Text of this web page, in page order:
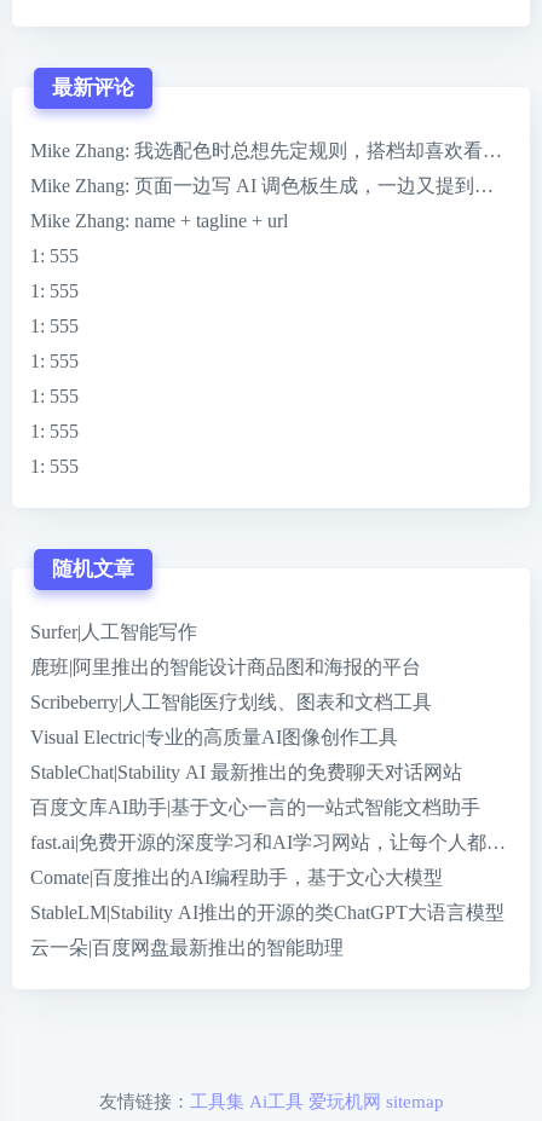
最新评论
Mike Zhang: 我选配色时总想先定规则，搭档却喜欢看到
Mike Zhang: 页面一边写 AI 调色板生成，一边又提到一键完
Mike Zhang: name + tagline + url
1 : 555
1 : 555
1 : 555
1 : 555
1 : 555
1 : 555
1 : 555
随机文章
Surfer|人工智能写作
鹿班|阿里推出的智能设计商品图和海报的平台
Scribeberry|人工智能医疗划线、图表和文档工具
Visual Electric|专业的高质量AI图像创作工具
StableChat|Stability AI 最新推出的免费聊天对话网站
百度文库AI助手|基于文心一言的一站式智能文档助手
fast.ai|免费开源的深度学习和AI学习网站，让每个人都参与
Comate|百度推出的AI编程助手，基于文心大模型
StableLM|Stability AI推出的开源的类ChatGPT大语言模型
云一朵|百度网盘最新推出的智能助理
友情链接： 工具集 Ai工具 爱玩机网 sitemap